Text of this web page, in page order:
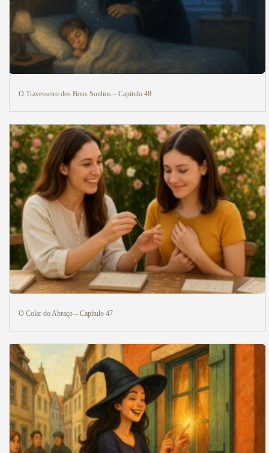
O Travesseiro dos Bons Sonhos – Capítulo 48
O Colar do Abraço – Capítulo 47